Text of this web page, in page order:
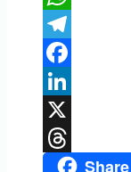
WhatsApp
Telegram
Facebook
LinkedIn
X
ThreadsShare